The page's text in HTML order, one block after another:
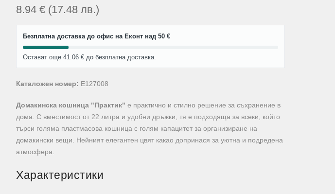
8.94 € (17.48 лв.)
Безплатна доставка до офис на Еконт над 50 €
Остават още 41.06 € до безплатна доставка.
Каталожен номер: E127008
Домакинска кошница "Практик" е практично и стилно решение за съхранение в
дома. С вместимост от 22 литра и удобни дръжки, тя е подходяща за всеки, който
търси голяма пластмасова кошница с голям капацитет за организиране на
домакински вещи. Нейният елегантен цвят какао допринася за уютна и подредена
атмосфера.
Характеристики